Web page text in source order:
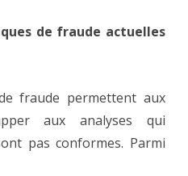
de fraude actuelles
fraude permettent aux
aux analyses qui
pas conformes. Parmi